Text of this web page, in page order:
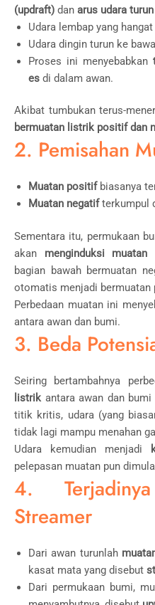
(updraft) dan arus udara
Udara lembap yang
Udara dingin turun ke
Proses ini menyebabkan
es di dalam awan.
Akibat tumbukan terus-
bermuatan listrik positif dan
2. Pemisahan
Muatan positifbiasanya
Muatan negatifterkumpul
Sementara itu, permukaan
akan menginduksi muatan
bagian bawah bermuatan
otomatis menjadi bermuatan
Perbedaan muatan ini
antara awan dan bumi.
3. Beda
Seiring bertambahnya
listrikantara awan dan bumi
titik kritis, udara (yang
tidak lagi mampu menahan
Udara kemudian menjadi
pelepasan muatan pun
4.
Streamer
Dari awan turunlah
kasat mata yang disebut
Dari permukaan bumi,